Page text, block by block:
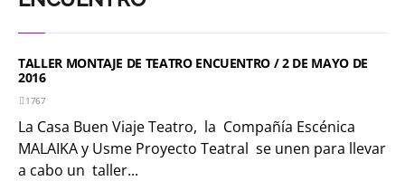
KT :: |Diplomado
contemporáneo?
Distopías y sociedad
actual / 18 de agosto
TALLER MONTAJE DE TEATRO ENCUENTRO / 2 DE MAYO DE
2016
1767
La Casa Buen Viaje Teatro, la Compañía Escénica
MALAIKA y Usme Proyecto Teatral se unen para llevar
a cabo un taller...